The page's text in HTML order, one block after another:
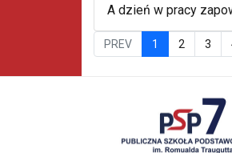
A dzień w pracy
PREV 1 2 3